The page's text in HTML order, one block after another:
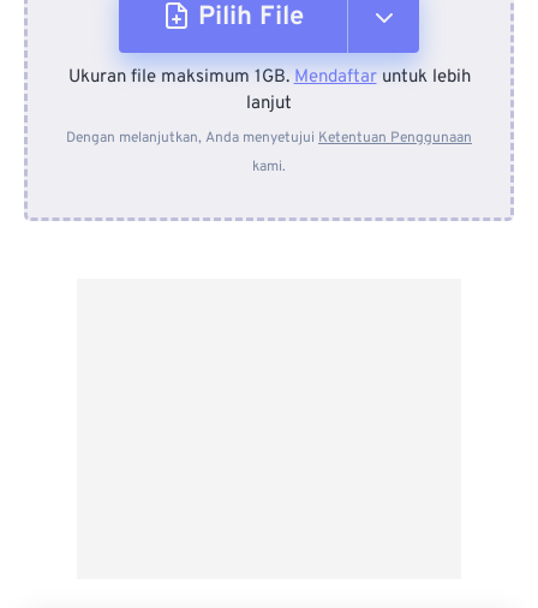
Pilih File
Dari Perangkat
Dari Dropbox
Ukuran file maksimum 1GB.Mendaftaruntuk lebih
lanjut
Dengan melanjutkan, Anda menyetujui Ketentuan Penggunaan
kami.